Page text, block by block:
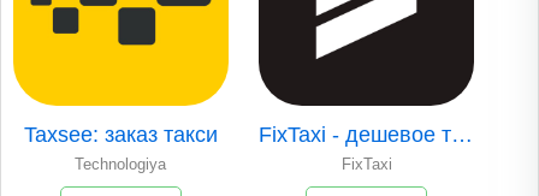
Taxsee: заказ такси
Technologiya
FixTaxi - дешевое такси Москва
FixTaxi